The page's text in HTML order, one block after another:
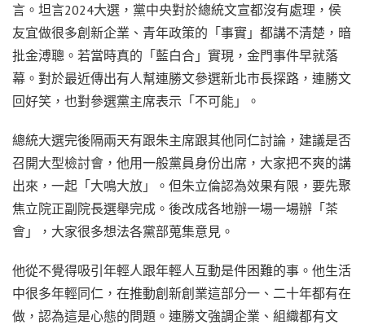
言。坦言2024大選，黨中央對於總統文宣都沒有處理，侯
友宜做很多創新企業、青年政策的「事實」都講不清楚，暗
批金溥聰。若當時真的「藍白合」實現，金門事件早就落
幕。對於最近傳出有人幫連勝文參選新北市長探路，連勝文
回好笑，也對參選黨主席表示「不可能」。
總統大選完後隔兩天有跟朱主席跟其他同仁討論，建議是否
召開大型檢討會，他用一般黨員身份出席，大家把不爽的講
出來，一起「大鳴大放」。但朱立倫認為效果有限，要先聚
焦立院正副院長選舉完成。後改成各地辦一場一場辦「茶
會」，大家很多想法各黨部蒐集意見。
他從不覺得吸引年輕人跟年輕人互動是件困難的事。他生活
中很多年輕同仁，在推動創新創業這部分一、二十年都有在
做，認為這是心態的問題。連勝文強調企業、組織都有文